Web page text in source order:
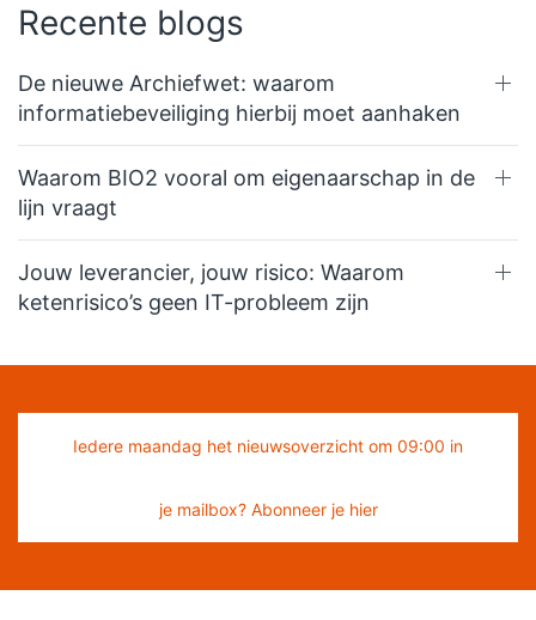
Recente blogs
De nieuwe Archiefwet: waarom
informatiebeveiliging hierbij moet aanhaken
Waarom BIO2 vooral om eigenaarschap in de
lijn vraagt
Jouw leverancier, jouw risico: Waarom
ketenrisico’s geen IT-probleem zijn
Iedere maandag het nieuwsoverzicht om 09:00 in
je mailbox? Abonneer je hier